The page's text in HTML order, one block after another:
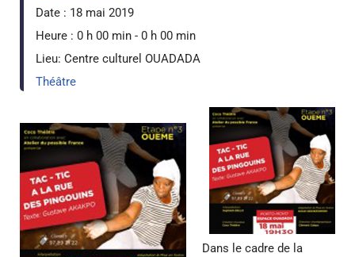
Date : 18 mai 2019
Heure : 0 h 00 min - 0 h 00 min
Lieu: Centre culturel OUADADA
Théâtre
Dans le cadre de la